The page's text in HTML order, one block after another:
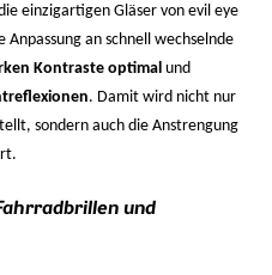
einzigartigen Gläser von evil eye
an schnell wechselnde
Kontraste optimalund
. Damit wird nicht nur
sondern auch die Anstrengung
und